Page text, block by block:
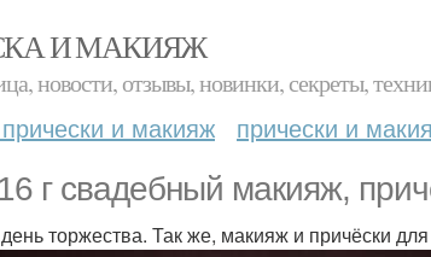
И МАКИЯЖ
новости, отзывы, новинки, секреты,
и макияж прически и
г свадебный макияж,
торжества. Так же, макияж и причёски